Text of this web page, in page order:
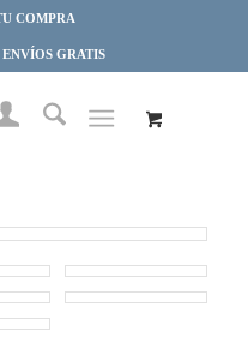
COMPRA
GRATIS